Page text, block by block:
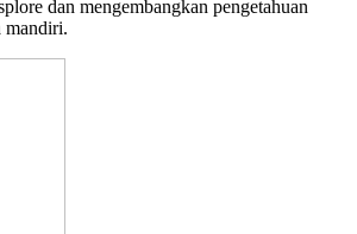
dan mengembangkan pengetahuan
mandiri.